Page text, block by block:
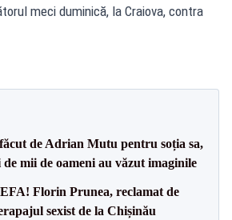
meci duminică, la Craiova, contra
de Adrian Mutu pentru soția sa,
mii de oameni au văzut imaginile
Florin Prunea, reclamat de
sexist de la Chișinău